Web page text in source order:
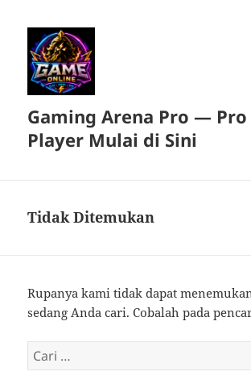
Gaming Arena Pro — Pro
Player Mulai di Sini
Tidak Ditemukan
Rupanya kami tidak dapat
sedang Anda cari. Cobalah pada
Cari
untuk: